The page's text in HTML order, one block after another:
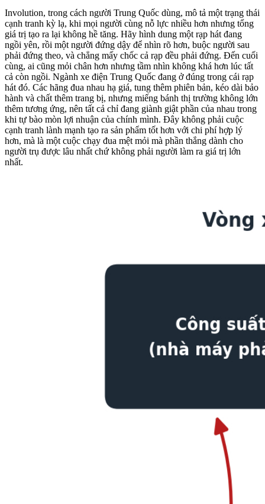
Involution, trong cách người Trung Quốc dùng, mô tả một trạng thái
cạnh tranh kỳ lạ, khi mọi người cùng nỗ lực nhiều hơn nhưng tổng
giá trị tạo ra lại không hề tăng. Hãy hình dung một rạp hát đang
ngồi yên, rồi một người đứng dậy để nhìn rõ hơn, buộc người sau
phải đứng theo, và chẳng mấy chốc cả rạp đều phải đứng. Đến cuối
cùng, ai cũng mỏi chân hơn nhưng tầm nhìn không khá hơn lúc tất
cả còn ngồi. Ngành xe điện Trung Quốc đang ở đúng trong cái rạp
hát đó. Các hãng đua nhau hạ giá, tung thêm phiên bản, kéo dài bảo
hành và chất thêm trang bị, nhưng miếng bánh thị trường không lớn
thêm tương ứng, nên tất cả chỉ đang giành giật phần của nhau trong
khi tự bào mòn lợi nhuận của chính mình. Đây không phải cuộc
cạnh tranh lành mạnh tạo ra sản phẩm tốt hơn với chi phí hợp lý
hơn, mà là một cuộc chạy đua mệt mỏi mà phần thắng dành cho
người trụ được lâu nhất chứ không phải người làm ra giá trị lớn
nhất.